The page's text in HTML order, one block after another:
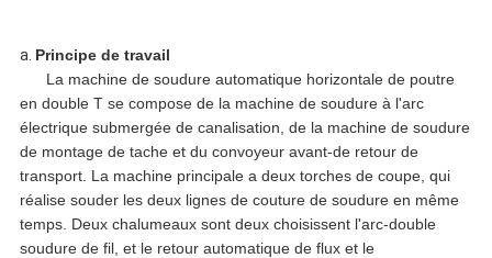
CONFIDENTIALITÉ
a. Principe de travail
La machine de soudure automatique horizontale de poutre
en double T se compose de la machine de soudure à l'arc
électrique submergée de canalisation, de la machine de soudure
de montage de tache et du convoyeur avant-de retour de
transport. La machine principale a deux torches de coupe, qui
réalise souder les deux lignes de couture de soudure en même
temps. Deux chalumeaux sont deux choisissent l'arc-double
soudure de fil, et le retour automatique de flux et le